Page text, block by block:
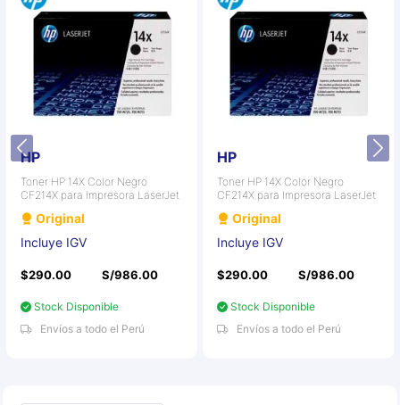
HP
Toner HP 14X Color Negro
CF214X para Impresora LaserJet
Original
Incluye IGV
$290.00 S/986.00
Stock Disponible
Envíos a todo el Perú
HP
Toner HP 14X Color Negro
CF214X para Impresora LaserJet
Original
Incluye IGV
$290.00 S/986.00
Stock Disponible
Envíos a todo el Perú